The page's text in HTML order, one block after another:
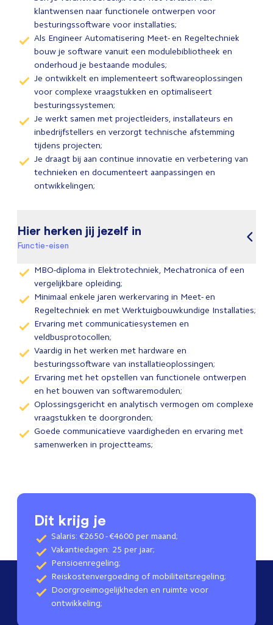
klantwensen naar functionele ontwerpen voor
besturingssoftware voor installaties;
Als Engineer Automatisering Meet- en Regeltechniek
bouw je software vanuit een modulebibliotheek en
onderhoud je bestaande modules;
Je ontwikkelt en implementeert softwareoplossingen
voor complexe vraagstukken en optimaliseert
besturingssystemen;
Je werkt samen met projectleiders, installateurs en
inbedrijfstellers en verzorgt technische afstemming
tijdens projecten;
Je draagt bij aan continue innovatie en verbetering van
technieken en documenteert aanpassingen en
ontwikkelingen;
Hier herken jij jezelf in
Functie-eisen
MBO-diploma in Elektrotechniek, Mechatronica of een
vergelijkbare opleiding;
Minimaal enkele jaren werkervaring in Meet- en
Regeltechniek en met Werktuigbouwkundige Installaties;
Ervaring met communicatiesystemen en
veldbusprotocollen;
Vaardig in het werken met hardware en
besturingssoftware van installatieoplossingen;
Ervaring met het opstellen van functionele ontwerpen
en het bouwen van softwaremodulen;
Oplossingsgericht en analytisch vermogen om complexe
vraagstukken te doorgronden;
Goede communicatieve vaardigheden en ervaring met
samenwerken in projectteams;
Dit krijg je
Salaris: €2650 - €4600 per maand;
Vakantiedagen: 25 per jaar;
Pensioenregeling;
Reiskostenvergoeding of mobiliteitsregeling;
Doorgroeimogelijkheden en ruimte voor
ontwikkeling;